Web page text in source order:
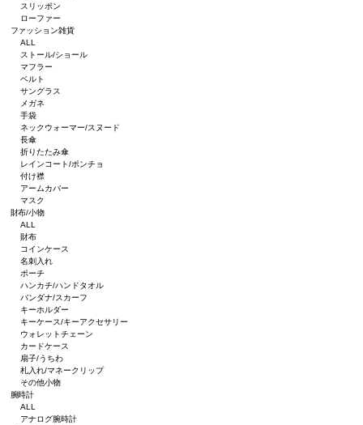
スリッポン
ローファー
ファッション雑貨
ALL
ストール/ショール
マフラー
ベルト
サングラス
メガネ
手袋
ネックウォーマー/スヌード
長傘
折りたたみ傘
レインコート/ポンチョ
付け襟
アームカバー
マスク
財布/小物
ALL
財布
コインケース
名刺入れ
ポーチ
ハンカチ/ハンドタオル
バンダナ/スカーフ
キーホルダー
キーケース/キーアクセサリー
ウォレットチェーン
カードケース
扇子/うちわ
札入れ/マネークリップ
その他小物
腕時計
ALL
アナログ腕時計